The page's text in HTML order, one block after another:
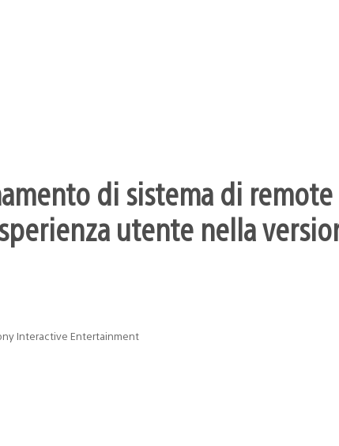
di sistema di
utente nella
Interactive Entertainment